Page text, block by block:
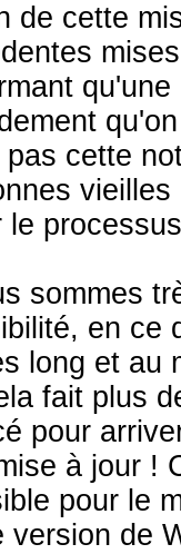
de cette
cette
sommes
en ce
long et au
fait plus
pour
à jour !
pour le
de